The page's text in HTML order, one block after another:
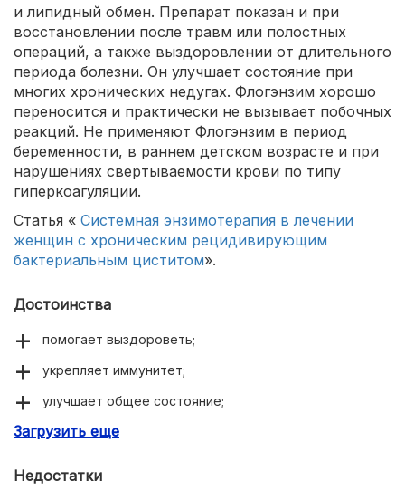
и липидный обмен. Препарат показан и при
восстановлении после травм или полостных
операций, а также выздоровлении от длительного
периода болезни. Он улучшает состояние при
многих хронических недугах. Флогэнзим хорошо
переносится и практически не вызывает побочных
реакций. Не применяют Флогэнзим в период
беременности, в раннем детском возрасте и при
нарушениях свертываемости крови по типу
гиперкоагуляции.
Статья « Системная энзимотерапия в лечении
женщин с хроническим рецидивирующим
бактериальным циститом».
Достоинства
помогает выздороветь;
укрепляет иммунитет;
улучшает общее состояние;
качественный производитель.
Загрузить еще
Недостатки